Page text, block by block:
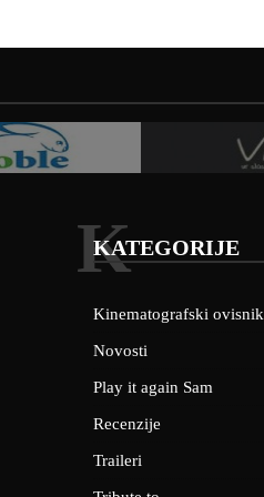
KATEGORIJE
K
Kinematografski ovisnik
Novosti
Play it again Sam
Recenzije
Traileri